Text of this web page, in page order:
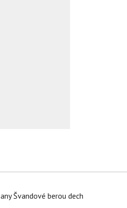
Švandové berou dech